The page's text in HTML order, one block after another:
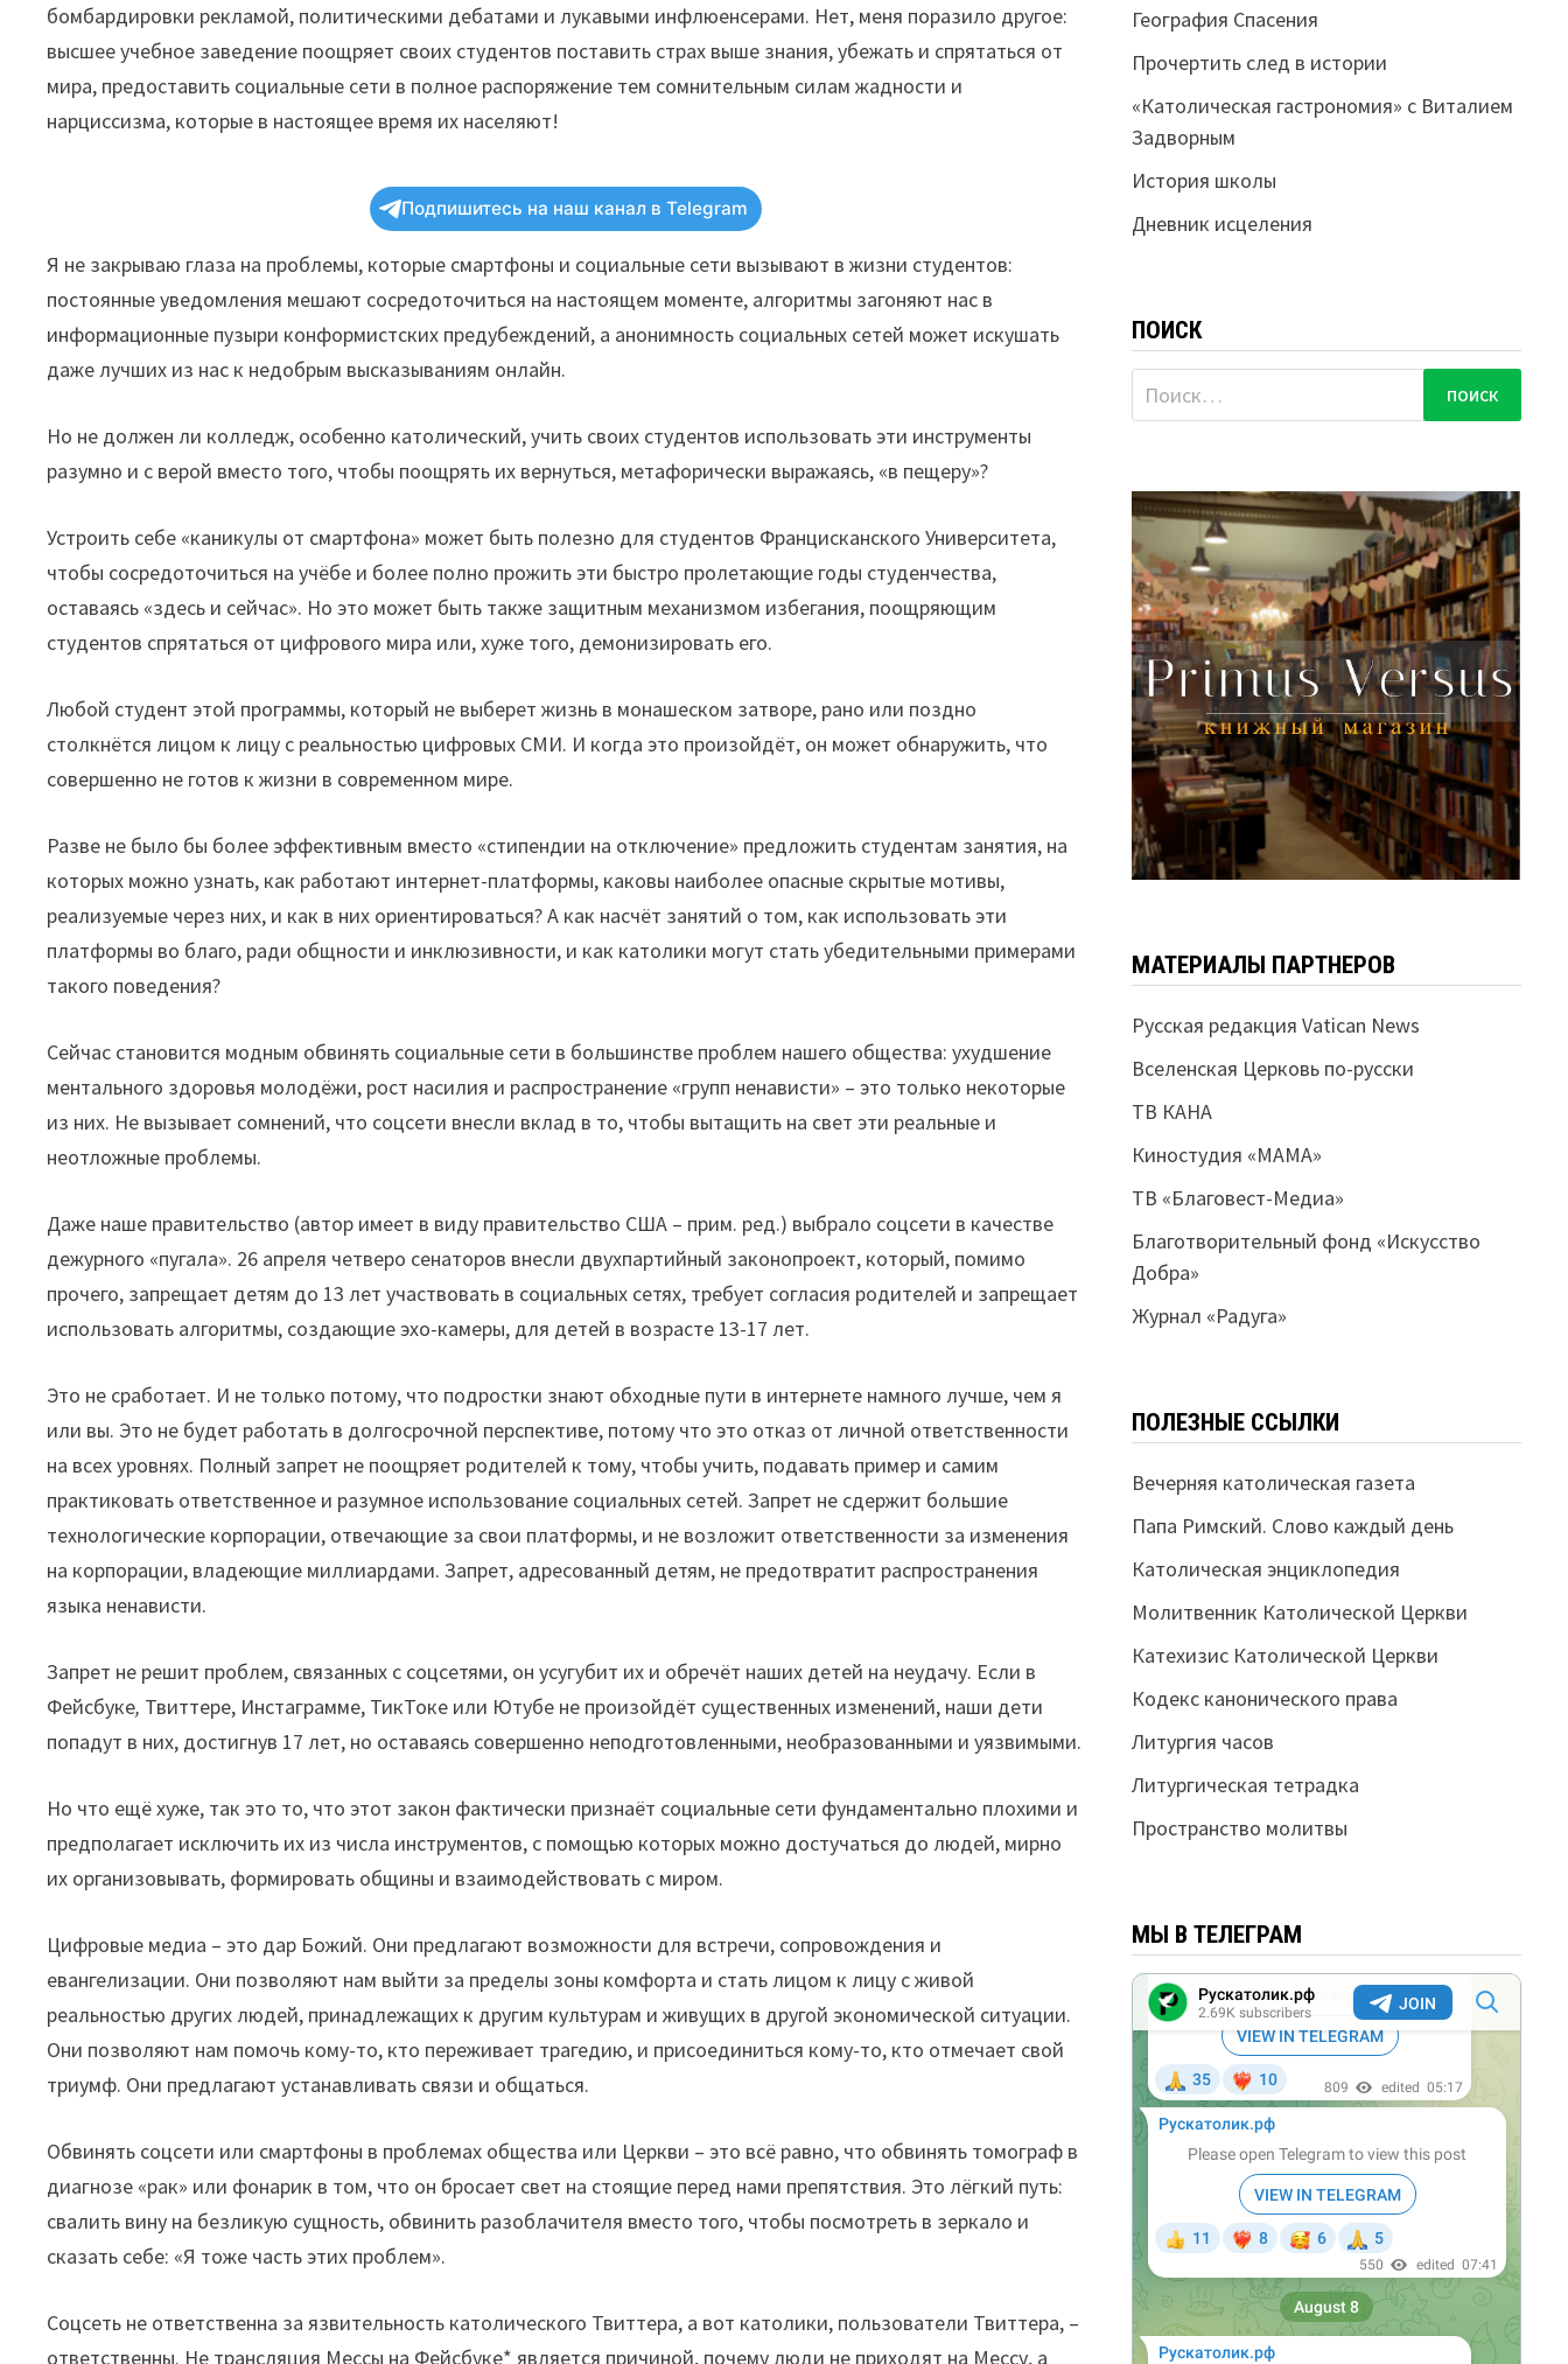
бомбардировки рекламой, политическими дебатами и лукавыми инфлюенсерами. Нет, меня поразило другое:
высшее учебное заведение поощряет своих студентов поставить страх выше знания, убежать и спрятаться от
мира, предоставить социальные сети в полное распоряжение тем сомнительным силам жадности и
нарциссизма, которые в настоящее время их населяют!
Подпишитесь на наш канал в Telegram
Я не закрываю глаза на проблемы, которые смартфоны и социальные сети вызывают в жизни студентов:
постоянные уведомления мешают сосредоточиться на настоящем моменте, алгоритмы загоняют нас в
информационные пузыри конформистских предубеждений, а анонимность социальных сетей может искушать
даже лучших из нас к недобрым высказываниям онлайн.
Но не должен ли колледж, особенно католический, учить своих студентов использовать эти инструменты
разумно и с верой вместо того, чтобы поощрять их вернуться, метафорически выражаясь, «в пещеру»?
Устроить себе «каникулы от смартфона» может быть полезно для студентов Францисканского Университета,
чтобы сосредоточиться на учёбе и более полно прожить эти быстро пролетающие годы студенчества,
оставаясь «здесь и сейчас». Но это может быть также защитным механизмом избегания, поощряющим
студентов спрятаться от цифрового мира или, хуже того, демонизировать его.
Любой студент этой программы, который не выберет жизнь в монашеском затворе, рано или поздно
столкнётся лицом к лицу с реальностью цифровых СМИ. И когда это произойдёт, он может обнаружить, что
совершенно не готов к жизни в современном мире.
Разве не было бы более эффективным вместо «стипендии на отключение» предложить студентам занятия, на
которых можно узнать, как работают интернет-платформы, каковы наиболее опасные скрытые мотивы,
реализуемые через них, и как в них ориентироваться? А как насчёт занятий о том, как использовать эти
платформы во благо, ради общности и инклюзивности, и как католики могут стать убедительными примерами
такого поведения?
Сейчас становится модным обвинять социальные сети в большинстве проблем нашего общества: ухудшение
ментального здоровья молодёжи, рост насилия и распространение «групп ненависти» – это только некоторые
из них. Не вызывает сомнений, что соцсети внесли вклад в то, чтобы вытащить на свет эти реальные и
неотложные проблемы.
Даже наше правительство (автор имеет в виду правительство США – прим. ред.) выбрало соцсети в качестве
дежурного «пугала». 26 апреля четверо сенаторов внесли двухпартийный законопроект, который, помимо
прочего, запрещает детям до 13 лет участвовать в социальных сетях, требует согласия родителей и запрещает
использовать алгоритмы, создающие эхо-камеры, для детей в возрасте 13-17 лет.
Это не сработает. И не только потому, что подростки знают обходные пути в интернете намного лучше, чем я
или вы. Это не будет работать в долгосрочной перспективе, потому что это отказ от личной ответственности
на всех уровнях. Полный запрет не поощряет родителей к тому, чтобы учить, подавать пример и самим
практиковать ответственное и разумное использование социальных сетей. Запрет не сдержит большие
технологические корпорации, отвечающие за свои платформы, и не возложит ответственности за изменения
на корпорации, владеющие миллиардами. Запрет, адресованный детям, не предотвратит распространения
языка ненависти.
Запрет не решит проблем, связанных с соцсетями, он усугубит их и обречёт наших детей на неудачу. Если в
Фейсбуке, Твиттере, Инстаграмме, ТикТоке или Ютубе не произойдёт существенных изменений, наши дети
попадут в них, достигнув 17 лет, но оставаясь совершенно неподготовленными, необразованными и уязвимыми.
Но что ещё хуже, так это то, что этот закон фактически признаёт социальные сети фундаментально плохими и
предполагает исключить их из числа инструментов, с помощью которых можно достучаться до людей, мирно
их организовывать, формировать общины и взаимодействовать с миром.
Цифровые медиа – это дар Божий. Они предлагают возможности для встречи, сопровождения и
евангелизации. Они позволяют нам выйти за пределы зоны комфорта и стать лицом к лицу с живой
реальностью других людей, принадлежащих к другим культурам и живущих в другой экономической ситуации.
Они позволяют нам помочь кому-то, кто переживает трагедию, и присоединиться кому-то, кто отмечает свой
триумф. Они предлагают устанавливать связи и общаться.
Обвинять соцсети или смартфоны в проблемах общества или Церкви – это всё равно, что обвинять томограф в
диагнозе «рак» или фонарик в том, что он бросает свет на стоящие перед нами препятствия. Это лёгкий путь:
свалить вину на безликую сущность, обвинить разоблачителя вместо того, чтобы посмотреть в зеркало и
сказать себе: «Я тоже часть этих проблем».
Соцсеть не ответственна за язвительность католического Твиттера, а вот католики, пользователи Твиттера, –
ответственны. Не трансляция Мессы на Фейсбуке* является причиной, почему люди не приходят на Мессу, а
География Спасения
Прочертить след в истории
«Католическая гастрономия» с Виталием
Задворным
История школы
Дневник исцеления
ПОИСК
Найти:
МАТЕРИАЛЫ ПАРТНЕРОВ
Русская редакция Vatican News
Вселенская Церковь по-русски
ТВ КАНА
Киностудия «МАМА»
ТВ «Благовест-Медиа»
Благотворительный фонд «Искусство
Добра»
Журнал «Радуга»
ПОЛЕЗНЫЕ ССЫЛКИ
Вечерняя католическая газета
Папа Римский. Слово каждый день
Католическая энциклопедия
Молитвенник Католической Церкви
Катехизис Католической Церкви
Кодекс канонического права
Литургия часов
Литургическая тетрадка
Пространство молитвы
МЫ В ТЕЛЕГРАМ